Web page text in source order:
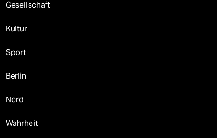
Gesellschaft
Kultur
Sport
Berlin
Nord
Wahrheit